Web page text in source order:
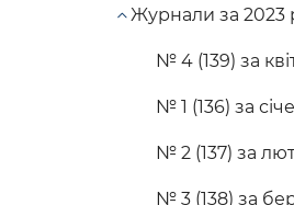
Журнали за 2023
№ 4 (139) за
№ 1 (136) за
№ 2 (137) за
№ 3 (138) за